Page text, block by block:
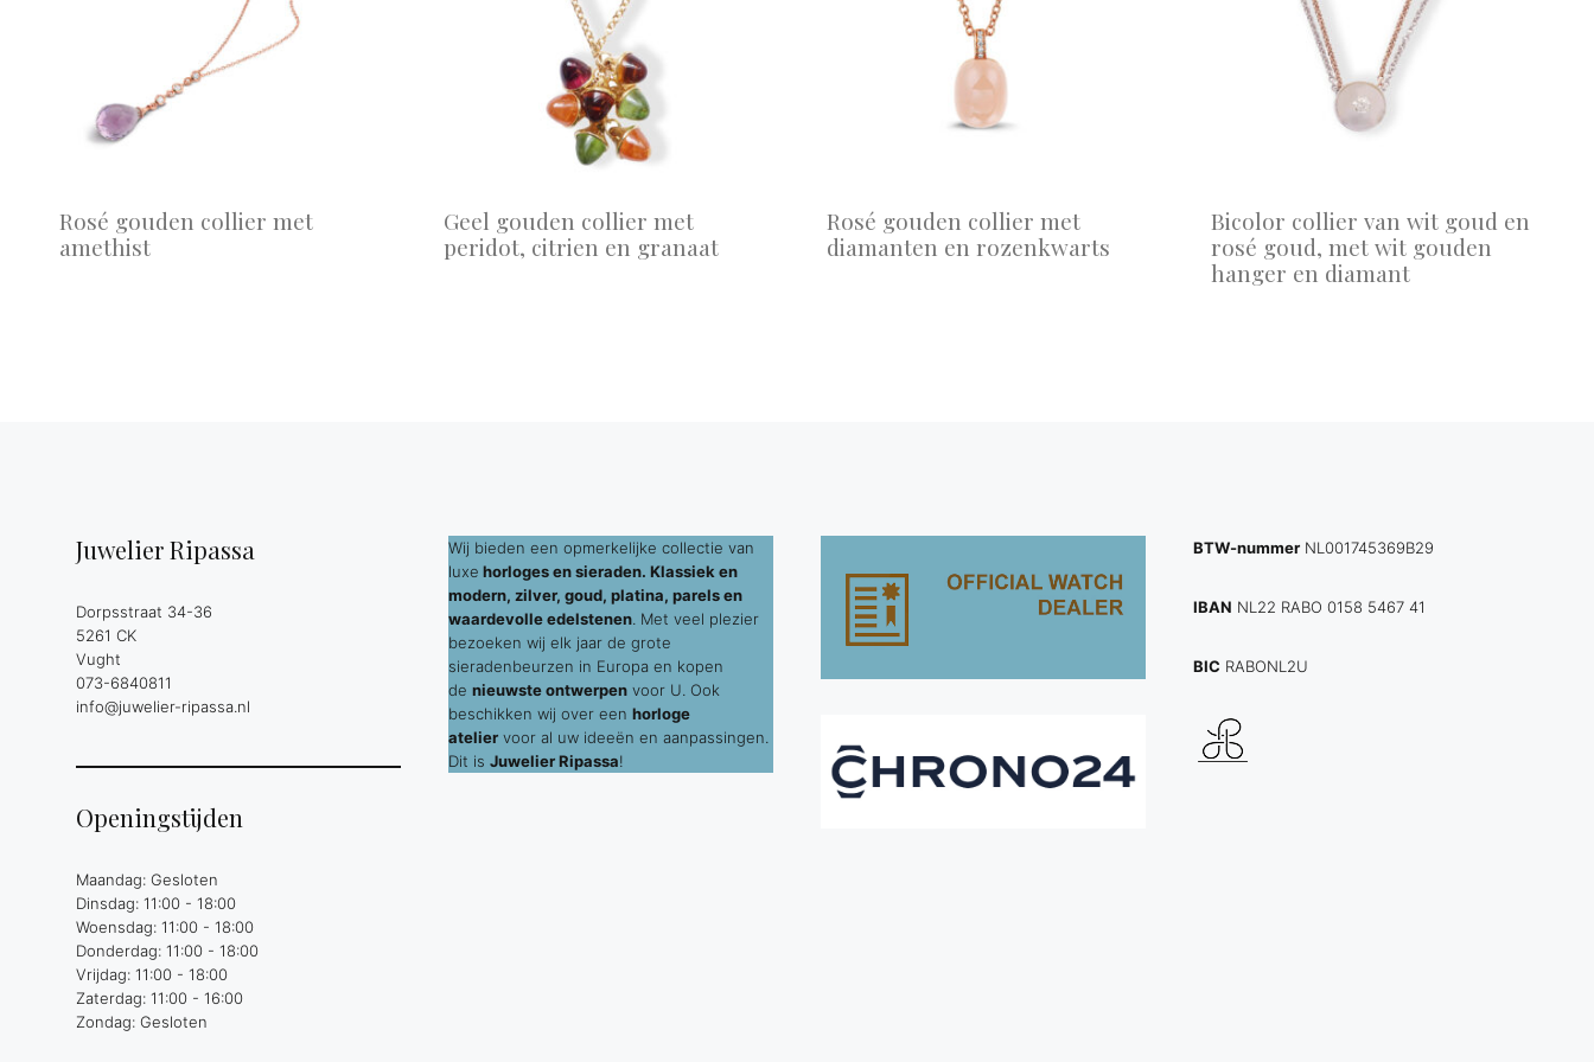
Rosé gouden collier met
amethist
Geel gouden collier met
peridot, citrien en granaat
Rosé gouden collier met
diamanten en rozenkwarts
Bicolor collier van wit goud en
rosé goud, met wit gouden
hanger en diamant
Juwelier Ripassa
Dorpsstraat 34-36
5261 CK
Vught
073-6840811
info@juwelier-ripassa.nl
Openingstijden
Maandag: Gesloten
Dinsdag: 11:00 - 18:00
Woensdag: 11:00 - 18:00
Donderdag: 11:00 - 18:00
Vrijdag: 11:00 - 18:00
Zaterdag: 11:00 - 16:00
Zondag: Gesloten
Wij bieden een opmerkelijke collectie van
luxe horloges en sieraden. Klassiek en
modern, zilver, goud, platina, parels en
waardevolle edelstenen. Met veel plezier
bezoeken wij elk jaar de grote
sieradenbeurzen in Europa en kopen
de nieuwste ontwerpen voor U. Ook
beschikken wij over een horloge
atelier voor al uw ideeën en aanpassingen.
Dit is Juwelier Ripassa!
BTW-nummer NL001745369B29
IBAN NL22 RABO 0158 5467 41
BIC RABONL2U